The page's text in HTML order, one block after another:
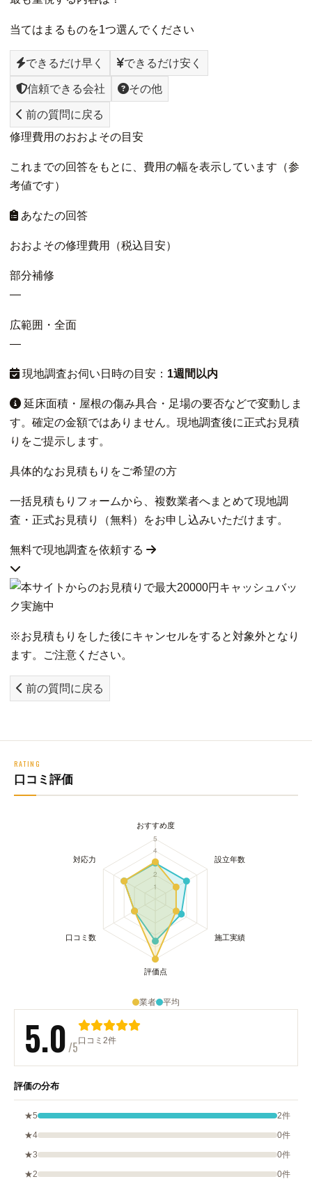
当てはまるものを1つ選んでください
できるだけ早く できるだけ安く
信頼できる会社 その他
前の質問に戻る
修理費用のおおよその目安
これまでの回答をもとに、費用の幅を表示しています（参
考値です）
あなたの回答
おおよその修理費用（税込目安）
部分補修
—
広範囲・全面
—
現地調査お伺い日時の目安： 1週間以内
延床面積・屋根の傷み具合・足場の要否などで変動しま
す。確定の金額ではありません。現地調査後に正式お見積
りをご提示します。
具体的なお見積もりをご希望の方
一括見積もりフォームから、複数業者へまとめて現地調
査・正式お見積り（無料）をお申し込みいただけます。
無料で現地調査を依頼する
※お見積もりをした後にキャンセルをすると対象外となり
ます。ご注意ください。
前の質問に戻る
RATING
口コミ評価
業者 平均
5.0/5口コミ2件
評価の分布
★5
2件
★4
0件
★3
0件
★2
0件